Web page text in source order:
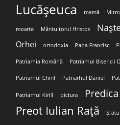
Lucășeuca mamă
moarte Mântuitorul Hristos
Orhei ortodoxia Papa Francisc
Patriarhia Română Patriarhul Bisericii
Patriarhul Chiril Patriarhul Daniel
Patriarhul Kirill pictura Predica
Preot Iulian Rață